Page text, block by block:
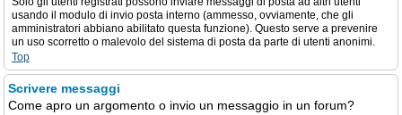
usando il modulo di invio posta interno (ammesso, ovviamente, che gli
amministratori abbiano abilitato questa funzione). Questo serve a prevenire
un uso scorretto o malevolo del sistema di posta da parte di utenti anonimi.
Top
Scrivere messaggi
Come apro un argomento o invio un messaggio in un forum?